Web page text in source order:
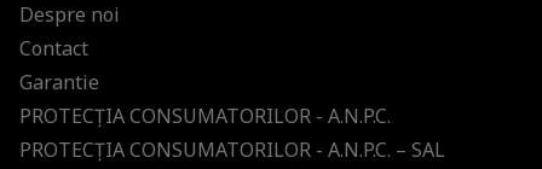
Despre noi
Contact
Garantie
PROTECŢIA CONSUMATORILOR - A.N.P.C.
PROTECŢIA CONSUMATORILOR - A.N.P.C. – SAL